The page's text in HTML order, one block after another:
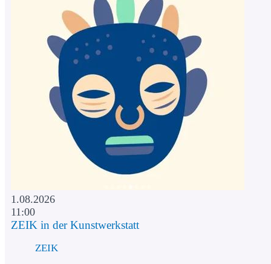
1.08.2026
11:00
ZEIK in der Kunstwerkstatt
ZEIK